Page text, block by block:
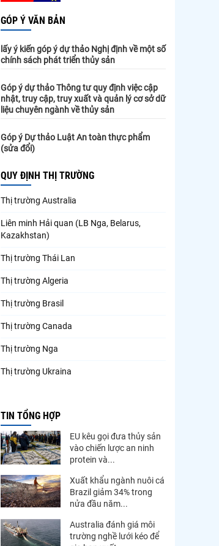
GÓP Ý VĂN BẢN
lấy ý kiến góp ý dự thảo Nghị định về một số
chính sách phát triển thủy sản
Góp ý dự thảo Thông tư quy định việc cập
nhật, truy cập, truy xuất và quản lý cơ sở dữ
liệu chuyên ngành về thủy sản
Góp ý Dự thảo Luật An toàn thực phẩm
(sửa đổi)
QUY ĐỊNH THỊ TRƯỜNG
Thị trường Australia
Liên minh Hải quan (LB Nga, Belarus,
Kazakhstan)
Thị trường Thái Lan
Thị trường Algeria
Thị trường Brasil
Thị trường Canada
Thị trường Nga
Thị trường Ukraina
Thị trường Trung Quốc
Thị trường Papua New Guinea
Thị trường New Zealand
Thị trường Đài Loan
Thị trường Hàn Quốc
Thị trường Mỹ
TIN TỔNG HỢP
EU kêu gọi đưa thủy sản
vào chiến lược an ninh
protein và...
Xuất khẩu ngành nuôi cá
Brazil giảm 34% trong
nửa đầu năm...
Australia đánh giá môi
trường nghề lưới kéo để